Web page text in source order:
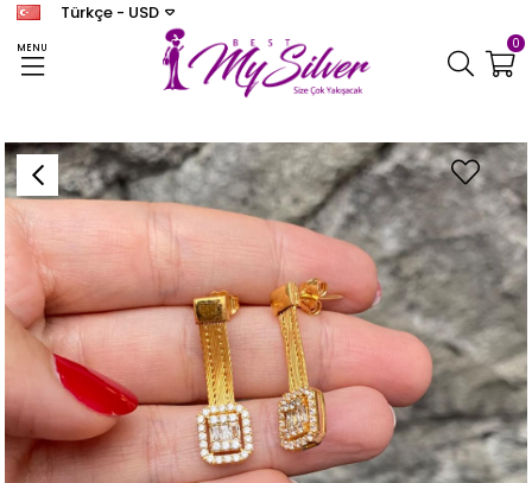
MENU
Türkçe - USD
0
TRABZON HASIR Kadın Bagetli Hasır Gümüş Küpe